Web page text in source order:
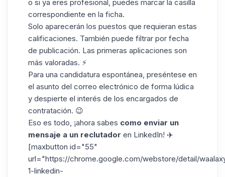
o si ya eres profesional, puedes marcar la casilla
correspondiente en la ficha.
Solo aparecerán los puestos que requieran estas
calificaciones. También puede filtrar por fecha
de publicación. Las primeras aplicaciones son
más valoradas. ⚡
Para una candidatura espontánea, preséntese en
el asunto del correo electrónico de forma lúdica
y despierte el interés de los encargados de
contratación. 😉
Eso es todo, ¡ahora sabes como enviar un
mensaje a un reclutador en LinkedIn! ✈️
[maxbutton id="55"
url="https://chrome.google.com/webstore/detail/
1-linkedin-